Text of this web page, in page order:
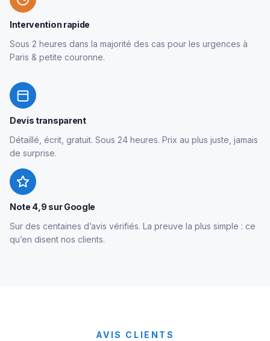
Intervention rapide
Sous 2 heures dans la majorité des cas pour les urgences à
Paris & petite couronne.
Devis transparent
Détaillé, écrit, gratuit. Sous 24 heures. Prix au plus juste, jamais
de surprise.
Note 4,9 sur Google
Sur des centaines d’avis vérifiés. La preuve la plus simple : ce
qu’en disent nos clients.
AVIS CLIENTS